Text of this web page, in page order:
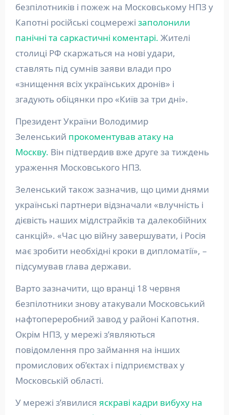
безпілотників і пожеж на Московському НПЗ у
Капотні російські соцмережі заполонили
панічні та саркастичні коментарі. Жителі
столиці РФ скаржаться на нові удари,
ставлять під сумнів заяви влади про
«знищення всіх українських дронів» і
згадують обіцянки про «Київ за три дні».
Президент України Володимир
Зеленський прокоментував атаку на
Москву. Він підтвердив вже друге за тиждень
ураження Московського НПЗ.
Зеленський також зазначив, що цими днями
українські партнери відзначали «влучність і
дієвість наших мідлстрайків та далекобійних
санкцій». «Час цю війну завершувати, і Росія
має зробити необхідні кроки в дипломатії», –
підсумував глава держави.
Варто зазначити, що вранці 18 червня
безпілотники знову атакували Московський
нафтопереробний завод у районі Капотня.
Окрім НПЗ, у мережі з’являються
повідомлення про займання на інших
промислових об’єктах і підприємствах у
Московській області.
У мережі з’явилися яскраві кадри вибуху на